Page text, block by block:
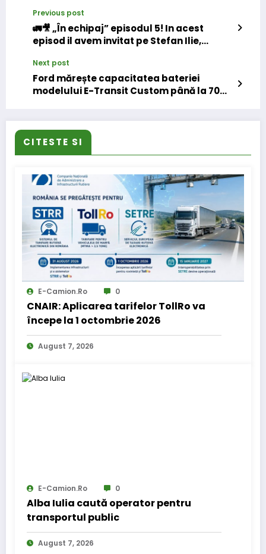
Previous post
🚛🎥 „În echipaj” episodul 5! In acest
episod il avem invitat pe Stefan Ilie,
Next post
Ford mărește capacitatea bateriei
modelului E-Transit Custom până la 70
CITESTE SI
E-Camion.ro 0
CNAIR: Aplicarea tarifelor TollRo va
începe la 1 octombrie 2026
August 7, 2026
E-Camion.ro 0
Alba Iulia caută operator pentru
transportul public
August 7, 2026